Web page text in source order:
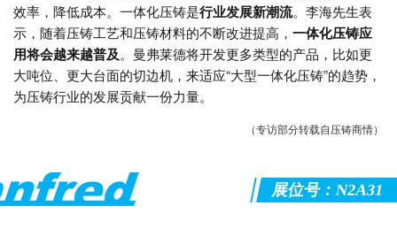
效率，降低成本。一体化压铸是行业发展新潮流。李海先生表
示，随着压铸工艺和压铸材料的不断改进提高， 一体化压铸应
用将会越来越普及。曼弗莱德将开发更多类型的产品，比如更
大吨位、更大台面的切边机，来适应“大型一体化压铸”的趋势，
为压铸行业的发展贡献一份力量。
（专访部分转载自压铸商情）
展位号：N2A31